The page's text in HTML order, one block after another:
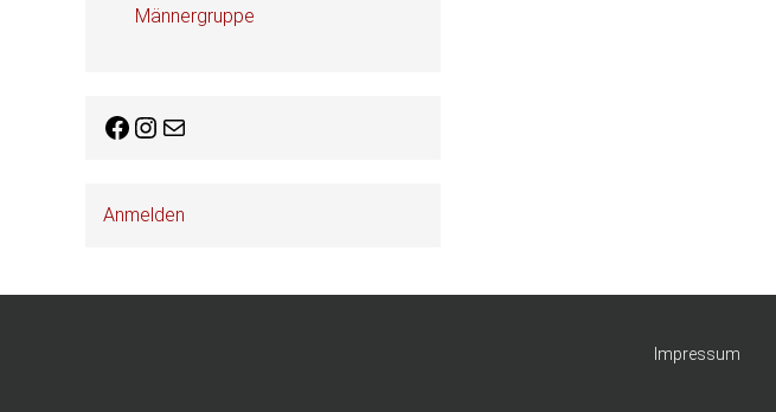
Männergruppe
Facebook
Instagram
E-Mail
Anmelden
Impressum